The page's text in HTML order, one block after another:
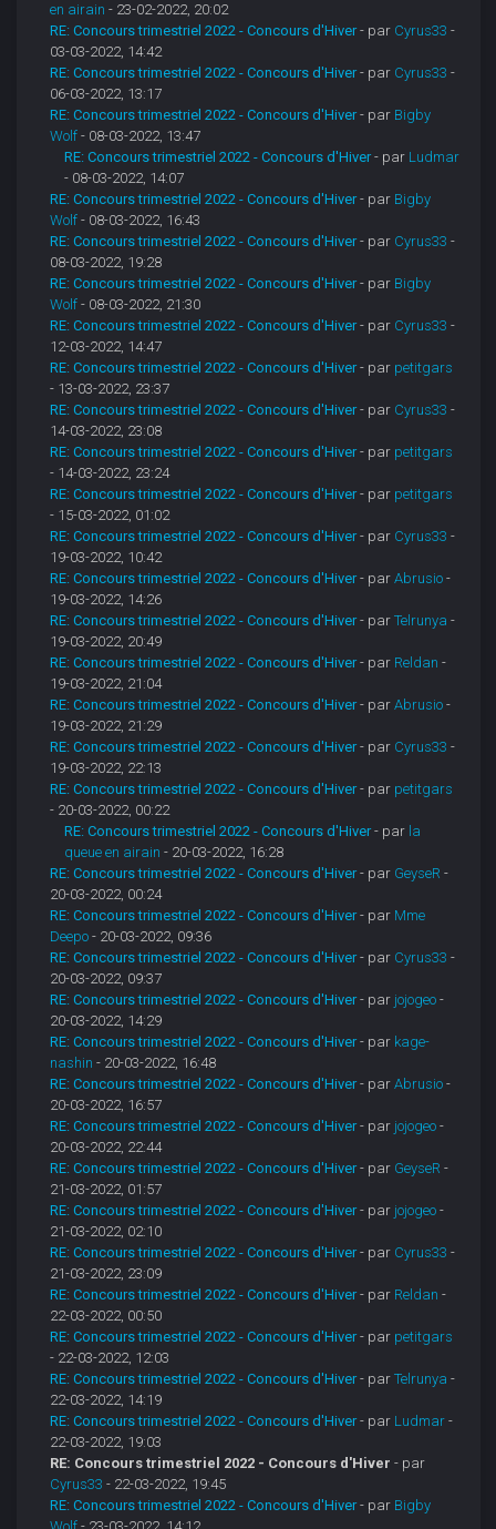
en airain - 23-02-2022, 20:02
RE: Concours trimestriel 2022 - Concours d'Hiver - par Cyrus33 -
03-03-2022, 14:42
RE: Concours trimestriel 2022 - Concours d'Hiver - par Cyrus33 -
06-03-2022, 13:17
RE: Concours trimestriel 2022 - Concours d'Hiver - par Bigby
Wolf - 08-03-2022, 13:47
RE: Concours trimestriel 2022 - Concours d'Hiver - par Ludmar
- 08-03-2022, 14:07
RE: Concours trimestriel 2022 - Concours d'Hiver - par Bigby
Wolf - 08-03-2022, 16:43
RE: Concours trimestriel 2022 - Concours d'Hiver - par Cyrus33 -
08-03-2022, 19:28
RE: Concours trimestriel 2022 - Concours d'Hiver - par Bigby
Wolf - 08-03-2022, 21:30
RE: Concours trimestriel 2022 - Concours d'Hiver - par Cyrus33 -
12-03-2022, 14:47
RE: Concours trimestriel 2022 - Concours d'Hiver - par petitgars
- 13-03-2022, 23:37
RE: Concours trimestriel 2022 - Concours d'Hiver - par Cyrus33 -
14-03-2022, 23:08
RE: Concours trimestriel 2022 - Concours d'Hiver - par petitgars
- 14-03-2022, 23:24
RE: Concours trimestriel 2022 - Concours d'Hiver - par petitgars
- 15-03-2022, 01:02
RE: Concours trimestriel 2022 - Concours d'Hiver - par Cyrus33 -
19-03-2022, 10:42
RE: Concours trimestriel 2022 - Concours d'Hiver - parAbrusio -
19-03-2022, 14:26
RE: Concours trimestriel 2022 - Concours d'Hiver - parTelrunya -
19-03-2022, 20:49
RE: Concours trimestriel 2022 - Concours d'Hiver - par Reldan -
19-03-2022, 21:04
RE: Concours trimestriel 2022 - Concours d'Hiver - parAbrusio -
19-03-2022, 21:29
RE: Concours trimestriel 2022 - Concours d'Hiver - par Cyrus33 -
19-03-2022, 22:13
RE: Concours trimestriel 2022 - Concours d'Hiver - par petitgars
- 20-03-2022, 00:22
RE: Concours trimestriel 2022 - Concours d'Hiver - par la
queue en airain - 20-03-2022, 16:28
RE: Concours trimestriel 2022 - Concours d'Hiver - par GeyseR -
20-03-2022, 00:24
RE: Concours trimestriel 2022 - Concours d'Hiver - par Mme
Deepo - 20-03-2022, 09:36
RE: Concours trimestriel 2022 - Concours d'Hiver - par Cyrus33 -
20-03-2022, 09:37
RE: Concours trimestriel 2022 - Concours d'Hiver - par jojogeo -
20-03-2022, 14:29
RE: Concours trimestriel 2022 - Concours d'Hiver - par kage-
nashin - 20-03-2022, 16:48
RE: Concours trimestriel 2022 - Concours d'Hiver - parAbrusio -
20-03-2022, 16:57
RE: Concours trimestriel 2022 - Concours d'Hiver - par jojogeo -
20-03-2022, 22:44
RE: Concours trimestriel 2022 - Concours d'Hiver - par GeyseR -
21-03-2022, 01:57
RE: Concours trimestriel 2022 - Concours d'Hiver - par jojogeo -
21-03-2022, 02:10
RE: Concours trimestriel 2022 - Concours d'Hiver - par Cyrus33 -
21-03-2022, 23:09
RE: Concours trimestriel 2022 - Concours d'Hiver - par Reldan -
22-03-2022, 00:50
RE: Concours trimestriel 2022 - Concours d'Hiver - par petitgars
- 22-03-2022, 12:03
RE: Concours trimestriel 2022 - Concours d'Hiver - parTelrunya -
22-03-2022, 14:19
RE: Concours trimestriel 2022 - Concours d'Hiver - par Ludmar -
22-03-2022, 19:03
RE: Concours trimestriel 2022 - Concours d'Hiver - par
Cyrus33 - 22-03-2022, 19:45
RE: Concours trimestriel 2022 - Concours d'Hiver - par Bigby